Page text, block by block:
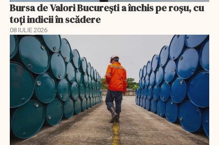
Bursa de Valori București a închis pe roșu, cu
toți indicii în scădere
08 IULIE 2026